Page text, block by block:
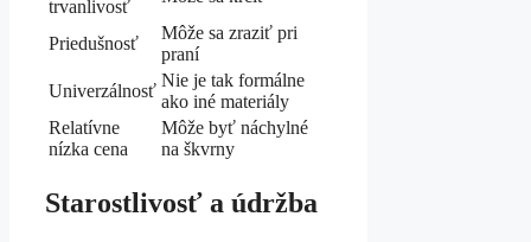
trvanlivosť
Priedušnosť
Môže sa zraziť pri
praní
Univerzálnosť
Nie je tak formálne
ako iné materiály
Relatívne
nízka cena
Môže byť náchylné
na škvrny
Starostlivosť a údržba